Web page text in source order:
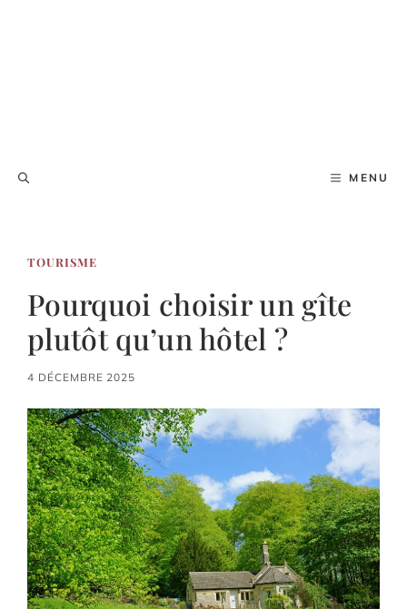
MENU
TOURISME
Pourquoi choisir un gîte
plutôt qu’un hôtel ?
4 DÉCEMBRE 2025